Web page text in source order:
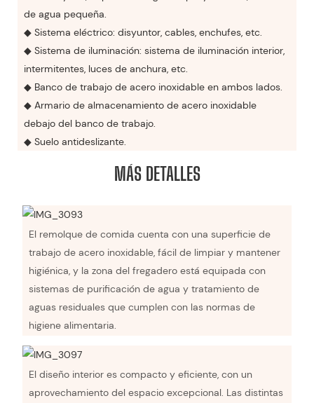
de agua pequeña.
◆ Sistema eléctrico: disyuntor, cables, enchufes, etc.
◆ Sistema de iluminación: sistema de iluminación interior,
intermitentes, luces de anchura, etc.
◆ Banco de trabajo de acero inoxidable en ambos lados.
◆ Armario de almacenamiento de acero inoxidable
debajo del banco de trabajo.
◆ Suelo antideslizante.
MÁS DETALLES
El remolque de comida cuenta con una superficie de
trabajo de acero inoxidable, fácil de limpiar y mantener
higiénica, y la zona del fregadero está equipada con
sistemas de purificación de agua y tratamiento de
aguas residuales que cumplen con las normas de
higiene alimentaria.
El diseño interior es compacto y eficiente, con un
aprovechamiento del espacio excepcional. Las distintas